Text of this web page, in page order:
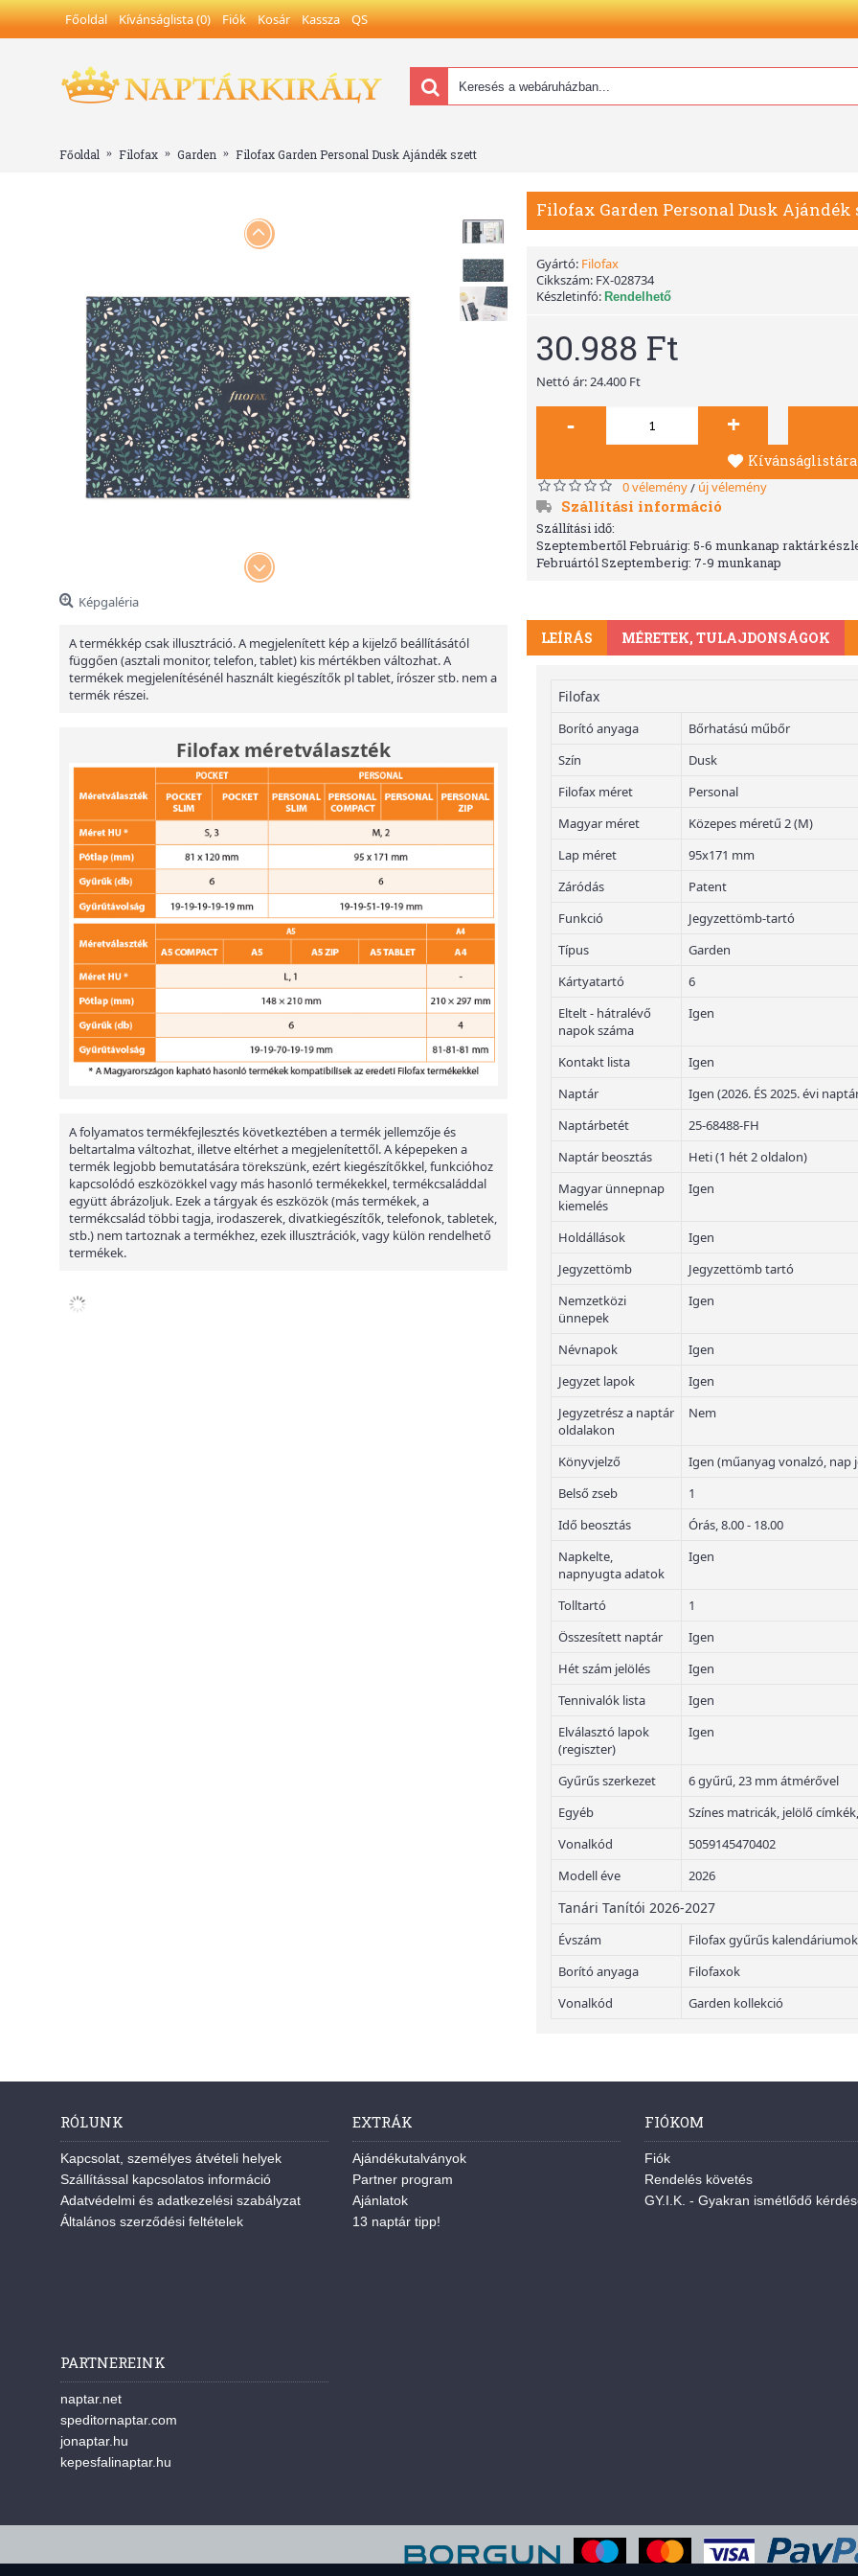
Főoldal Kívánságlista (0) Fiók Kosár Kassza QS
Főoldal Filofax Garden Filofax Garden Personal Dusk Ajándék szett
Képgaléria
A termékkép csak illusztráció. A megjelenített kép a kijelző beállításától
függően (asztali monitor, telefon, tablet) kis mértékben változhat. A
termékek megjelenítésénél használt kiegészítők pl tablet, írószer stb. nem a
termék részei.
Filofax méretválaszték
A folyamatos termékfejlesztés következtében a termék jellemzője és
beltartalma változhat, illetve eltérhet a megjelenítettől. A képepeken a
termék legjobb bemutatására törekszünk, ezért kiegészítőkkel, funkcióhoz
kapcsolódó eszközökkel vagy más hasonló termékekkel, termékcsaláddal
együtt ábrázoljuk. Ezek a tárgyak és eszközök (más termékek, a
termékcsalád többi tagja, irodaszerek, divatkiegészítők, telefonok, tabletek,
stb.) nem tartoznak a termékhez, ezek illusztrációk, vagy külön rendelhető
termékek.
Filofax Garden Personal Dusk Ajándék
Gyártó: Filofax
Cikkszám: FX-028734
Készletinfó: Rendelhető
30.988 Ft
Nettó ár: 24.400 Ft
- +
Kívánságlistára
0 vélemény/ új vélemény
Szállítási információ
Szállítási idő:
Szeptembertől Februárig: 5-6 munkanap
Februártól Szeptemberig: 7-9 munkanap
LEÍRÁS MÉRETEK, TULAJDONSÁGOK
Filofax
Borító anyaga
Bőrhatású műbőr
Szín
Dusk
Filofax méret
Personal
Magyar méret
Közepes méretű 2 (M)
Lap méret
95x171 mm
Záródás
Patent
Funkció
Jegyzettömb-tartó
Típus
Garden
Kártyatartó
6
Eltelt - hátralévő
napok száma
Igen
Kontakt lista
Igen
Naptár
Igen (2026. ÉS 2025. évi
Naptárbetét
25-68488-FH
Naptár beosztás
Heti (1 hét 2 oldalon)
Magyar ünnepnap
kiemelés
Igen
Holdállások
Igen
Jegyzettömb
Jegyzettömb tartó
Nemzetközi
ünnepek
Igen
Névnapok
Igen
Jegyzet lapok
Igen
Jegyzetrész a naptár
oldalakon
Nem
Könyvjelző
Igen (műanyag vonalzó, nap
Belső zseb
1
Idő beosztás
Órás, 8.00 - 18.00
Napkelte,
napnyugta adatok
Igen
Tolltartó
1
Összesített naptár
Igen
Hét szám jelölés
Igen
Tennivalók lista
Igen
Elválasztó lapok
(regiszter)
Igen
Gyűrűs szerkezet
6 gyűrű, 23 mm átmérővel
Egyéb
Színes matricák, jelölő
Vonalkód
5059145470402
Modell éve
2026
Tanári Tanítói 2026-2027
Évszám
Filofax gyűrűs kalendáriumok
Borító anyaga
Filofaxok
Vonalkód
Garden kollekció
RÓLUNK
Kapcsolat, személyes átvételi helyek
Szállítással kapcsolatos információ
Adatvédelmi és adatkezelési szabályzat
Általános szerződési feltételek
EXTRÁK
Ajándékutalványok
Partner program
Ajánlatok
13 naptár tipp!
FIÓKOM
Fiók
Rendelés követés
GY.I.K. - Gyakran ismétlődő
PARTNEREINK
naptar.net
speditornaptar.com
jonaptar.hu
kepesfalinaptar.hu